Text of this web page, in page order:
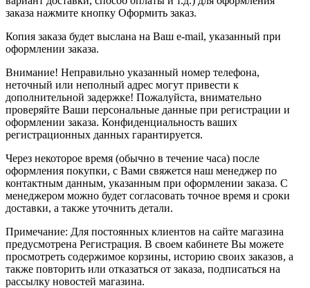
заказа нажмите кнопку Оформить заказ.
Копия заказа будет выслана на Ваш e-mail, указанный при
оформлении заказа.
Внимание! Неправильно указанный номер телефона,
неточный или неполный адрес могут привести к
дополнительной задержке! Пожалуйста, внимательно
проверяйте Ваши персональные данные при регистрации и
оформлении заказа. Конфиденциальность ваших
регистрационных данных гарантируется.
Через некоторое время (обычно в течение часа) после
оформления покупки, с Вами свяжется наш менеджер по
контактным данным, указанным при оформлении заказа. С
менеджером можно будет согласовать точное время и сроки
доставки, а также уточнить детали.
Примечание: Для постоянных клиентов на сайте магазина
предусмотрена Регистрация. В своем кабинете Вы можете
просмотреть содержимое корзины, историю своих заказов, а
также повторить или отказаться от заказа, подписаться на
рассылку новостей магазина.